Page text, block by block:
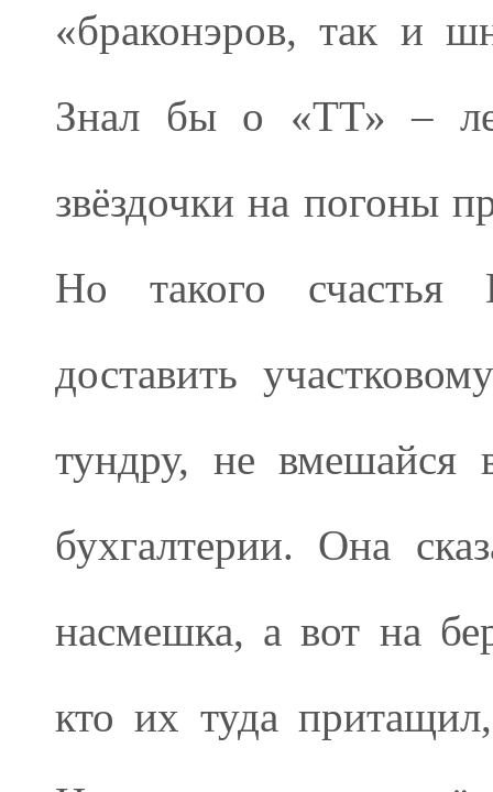
«браконэров, так и
Знал бы о «ТТ» –
звёздочки на погоны
Но такого счастья
доставить
тундру, не вмешайся
бухгалтерии. Она
насмешка, а вот на
кто их туда